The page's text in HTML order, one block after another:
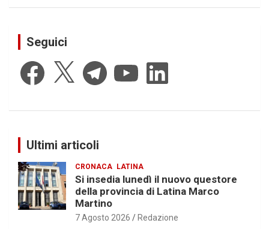
Seguici
Facebook Telegram YouTube LinkedIn
Ultimi articoli
CRONACA LATINA
Si insedia lunedì il nuovo questore
della provincia di Latina Marco
Martino
7 Agosto 2026 Redazione